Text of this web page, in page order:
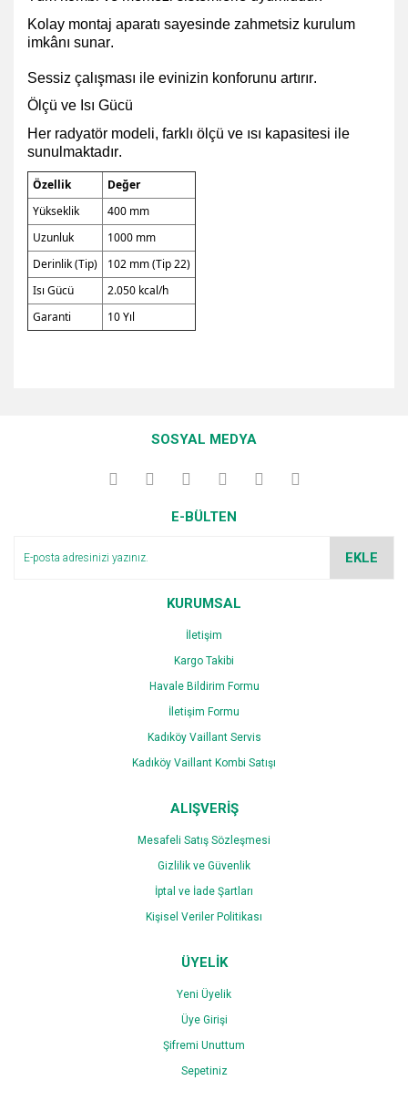
Kolay montaj aparatı sayesinde zahmetsiz kurulum
imkânı sunar.
Sessiz çalışması ile evinizin konforunu artırır.
Ölçü ve Isı Gücü
Her radyatör modeli, farklı ölçü ve ısı kapasitesi ile
sunulmaktadır.
Özellik
Değer
Yükseklik
400 mm
Uzunluk
1000 mm
Derinlik (Tip)
102 mm (Tip 22)
Isı Gücü
2.050 kcal/h
Garanti
10 Yıl
Yorum Yaz
Görüş ve önerileriniz için teşekkür ederiz.
Ürün açıklamasında eksik bilgiler bulunuyor.
Bu ürüne benzer farklı alternatifler olmalı.
Gönder
SOSYAL MEDYA
E-BÜLTEN
EKLE
KURUMSAL
İletişim
Kargo Takibi
Havale Bildirim Formu
İletişim Formu
Kadıköy Vaillant Servis
Kadıköy Vaillant Kombi Satışı
ALIŞVERİŞ
Mesafeli Satış Sözleşmesi
Gizlilik ve Güvenlik
İptal ve İade Şartları
Kişisel Veriler Politikası
ÜYELİK
Yeni Üyelik
Üye Girişi
Şifremi Unuttum
Sepetiniz